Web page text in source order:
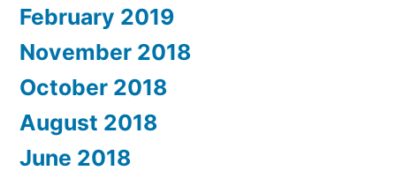
February 2019
November 2018
October 2018
August 2018
June 2018